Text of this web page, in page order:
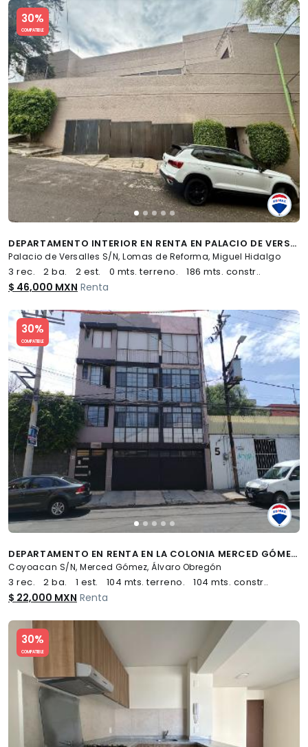
30%
COMPATIBLE
Slide 1 of 5
DEPARTAMENTO INTERIOR EN RENTA EN PALACIO DE VERSALLES EN COL. LOMAS DE REFORMA - (34)
Palacio de Versalles S/N, Lomas de Reforma, Miguel Hidalgo
3 rec. 2 ba. 2 est. 0 mts. terreno. 186 mts. constr..
$ 46,000 MXN Renta
30%
COMPATIBLE
Slide 1 of 5
DEPARTAMENTO EN RENTA EN LA COLONIA MERCED GÓMEZ - (34)
Coyoacan S/N, Merced Gómez, Álvaro Obregón
3 rec. 2 ba. 1 est. 104 mts. terreno. 104 mts. constr..
$ 22,000 MXN Renta
30%
COMPATIBLE
Slide 1 of 5